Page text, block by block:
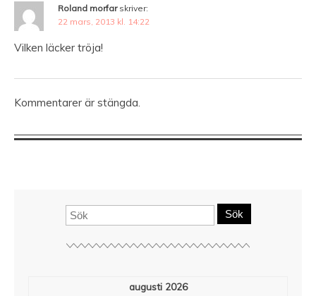
Roland morfar skriver:
22 mars, 2013 kl. 14:22
Vilken läcker tröja!
Kommentarer är stängda.
Sök
augusti 2026